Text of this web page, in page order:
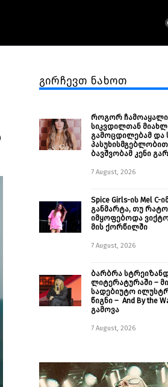
გირჩევთ ნახოთ
როგორ
სიკვდილთან
გამოცდილებამ და
პასუხისმგებლობით
ბავშვობამ კენი
7 August, 2026
Spice Girls-ის Mel
განმარტა, თუ
იმყოფებოდა
მის ქორწილში
7 August, 2026
ბარბრა
ლიტერატურაში –
სადებიუტო
წიგნი – And By the
გამოვა
7 August, 2026